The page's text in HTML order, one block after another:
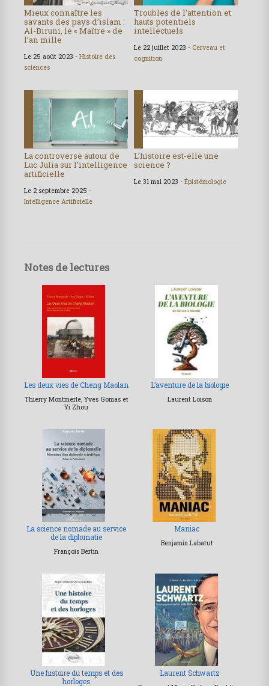
Mieux connaître les
savants des pays d’islam :
Al-Biruni, le « Maître » de
l’an mille
Le 25 août 2023 - Histoire des
sciences
Troubles de l’attention et
hauts potentiels
intellectuels
Le 22 juillet 2023 - Cerveau et
cognition
La controverse autour de
Luc Julia sur l’intelligence
artificielle
Le 2 septembre 2025 -
Intelligence Artificielle
L’histoire est-elle une
science ?
Le 31 mai 2023 - Épistémologie
Notes de lectures
Les deux vies de Cheng Maolan
Thierry Montmerle, Yves Gomas et
Yi Zhou
L’aventure de la biologie
Laurent Loison
La science nomade au service
de la diplomatie
François Bertin
Maniac
Benjamín Labatut
Une histoire du temps et des
horloges
Laurent Schwartz